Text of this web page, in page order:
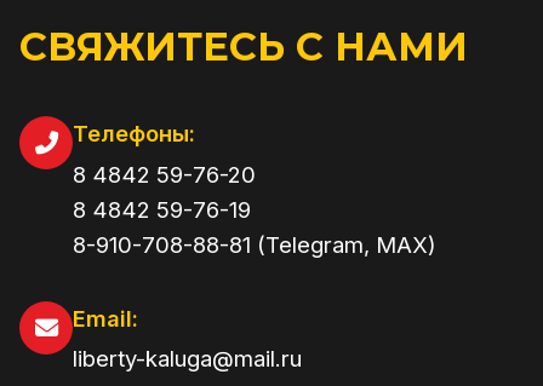
СВЯЖИТЕСЬ С НАМИ
Телефоны:
8 4842 59-76-20
8 4842 59-76-19
8-910-708-88-81 (Telegram, MAX)
Email:
liberty-kaluga@mail.ru